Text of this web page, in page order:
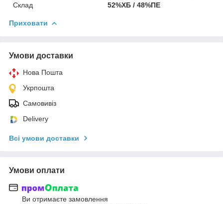
Склад
52%ХБ / 48%ПЕ
Приховати
Умови доставки
Нова Пошта
Укрпошта
Самовивіз
Delivery
Всі умови доставки
Умови оплати
Ви отримаєте замовлення